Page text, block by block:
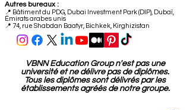
Autres bureaux :
📍 Bâtiment du PDG, Dubai Investment Park (DIP), Dubaï,
Émirats arabes unis
📍 74, rue Shabdan Baatyr, Bichkek, Kirghizistan
VBNN Education Group n'est pas une
université et ne délivre pas de diplômes.
Tous les diplômes sont délivrés par les
établissements agréés de notre groupe.